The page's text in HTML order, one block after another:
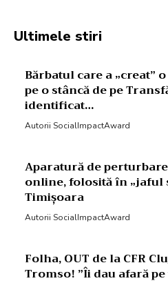
Ultimele stiri
Bărbatul care a „creat”
pe o stâncă de pe
identificat…
Autorii SocialImpactAward
Aparatură de
online, folosită în „jaful
Timișoara
Autorii SocialImpactAward
Folha, OUT de la CFR
Tromso! ”Îi dau afară